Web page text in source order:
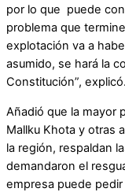
por lo que puede
problema que
explotación va a
asumido, se hará la
Constitución”, explicó.
Añadió que la mayor
Mallku Khota y otras
la región, respaldan
demandaron el
empresa puede